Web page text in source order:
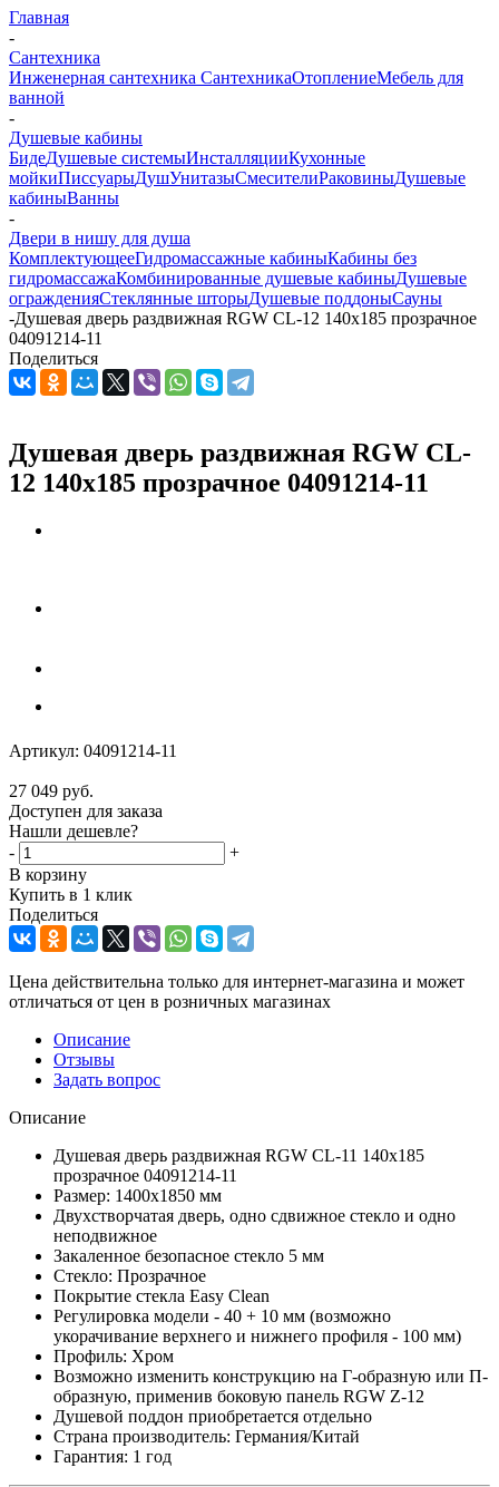
Главная
-
Сантехника
Инженерная сантехника СантехникаОтоплениеМебель для
ванной
-
Душевые кабины
БидеДушевые системыИнсталляцииКухонные
мойкиПиссуарыДушУнитазыСмесителиРаковиныДушевые
кабиныВанны
-
Двери в нишу для душа
КомплектующееГидромассажные кабиныКабины без
гидромассажаКомбинированные душевые кабиныДушевые
огражденияСтеклянные шторыДушевые поддоныСауны
-Душевая дверь раздвижная RGW CL-12 140х185 прозрачное
04091214-11
Поделиться
Душевая дверь раздвижная RGW CL-
12 140х185 прозрачное 04091214-11
Артикул: 04091214-11
27 049 руб.
Доступен для заказа
Нашли дешевле?
-
+
В корзину
Купить в 1 клик
Поделиться
Цена действительна только для интернет-магазина и может
отличаться от цен в розничных магазинах
Описание
Отзывы
Задать вопрос
Описание
Душевая дверь раздвижная RGW CL-11 140х185
прозрачное 04091214-11
Размер: 1400х1850 мм
Двухстворчатая дверь, одно сдвижное стекло и одно
неподвижное
Закаленное безопасное стекло 5 мм
Стекло: Прозрачное
Покрытие стекла Easy Clean
Регулировка модели - 40 + 10 мм (возможно
укорачивание верхнего и нижнего профиля - 100 мм)
Профиль: Хром
Возможно изменить конструкцию на Г-образную или П-
образную, применив боковую панель RGW Z-12
Душевой поддон приобретается отдельно
Страна производитель: Германия/Китай
Гарантия: 1 год